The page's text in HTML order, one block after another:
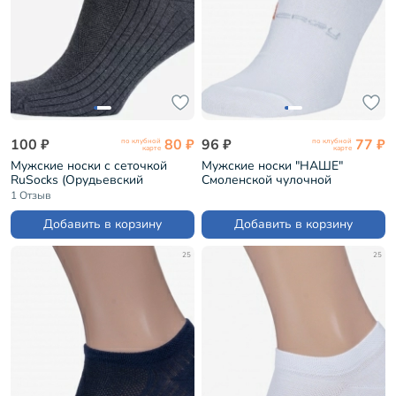
100 ₽ по клубной
карте 80 ₽
Мужские носки с сеточкой
RuSocks (Орудьевский
трикотаж) ТЕМНО-СЕРЫЕ (М3-
23717)
1 Отзыв
Добавить в корзину
96 ₽ по клубной
карте 77 ₽
Мужские носки "НАШЕ"
Смоленской чулочной
(522С7)
Добавить в корзину
25 25